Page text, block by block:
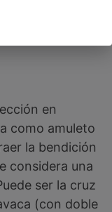
en
como amuleto
la bendición
considera una
ser la cruz
(con doble